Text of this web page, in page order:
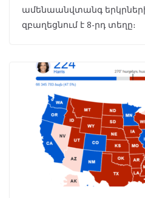
ամենաանվտանգ
զբաղեցնում է 8-րդ տեղը։